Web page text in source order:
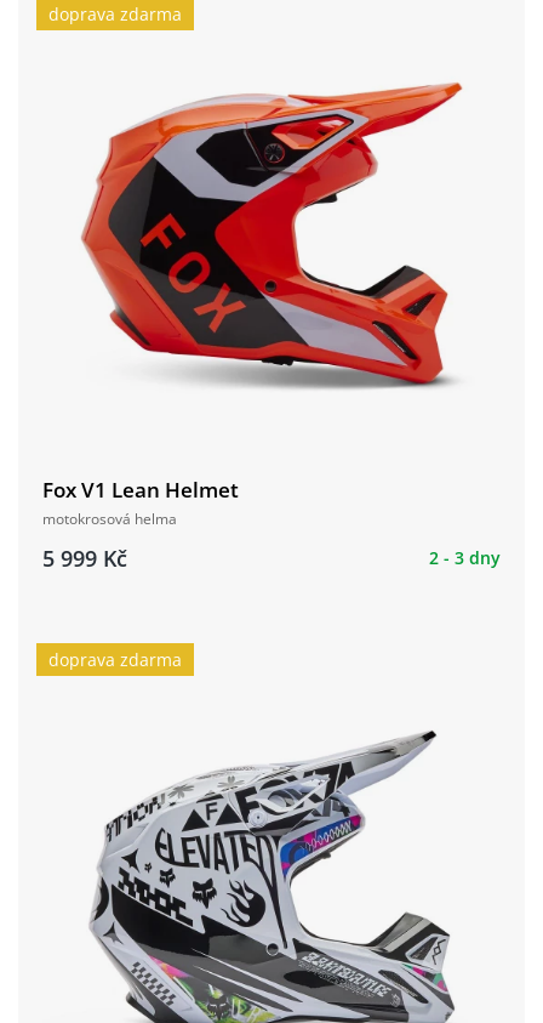
doprava zdarma
Fox V1 Lean Helmet
motokrosová helma
5 999 Kč 2 - 3 dny
doprava zdarma